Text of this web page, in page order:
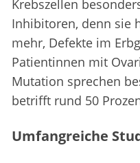
Krebszellen
Inhibitoren, denn sie
mehr, Defekte im
Patientinnen mit
Mutation sprechen
betrifft rund 50
Umfangreiche